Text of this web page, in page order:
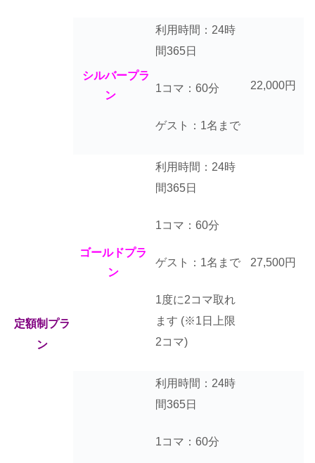
定額制プラ
ン
シルバープラ
ン
利用時間：24時
間365日
1コマ：60分
ゲスト：1名まで
22,000円
ゴールドプラ
ン
利用時間：24時
間365日
1コマ：60分
ゲスト：1名まで
1度に2コマ取れ
ます (※1日上限
2コマ)
27,500円
利用時間：24時
間365日
1コマ：60分